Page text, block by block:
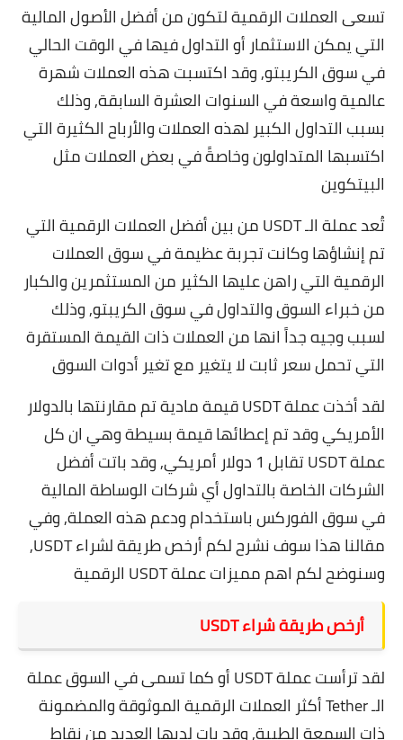
تسعى العملات الرقمية لتكون من أفضل الأصول المالية
التي يمكن الاستثمار أو التداول فيها في الوقت الحالي
في سوق الكريبتو, وقد اكتسبت هذه العملات شهرة
عالمية واسعة في السنوات العشرة السابقة, وذلك
بسبب التداول الكبير لهذه العملات والأرباح الكثيرة التي
اكتسبها المتداولون وخاصةً في بعض العملات مثل
البيتكوين
تُعد عملة الـ USDT من بين أفضل العملات الرقمية التي
تم إنشاؤها وكانت تجربة عظيمة في سوق العملات
الرقمية التي راهن عليها الكثير من المستثمرين والكبار
من خبراء السوق والتداول في سوق الكريبتو, وذلك
لسبب وجيه جداً انها من العملات ذات القيمة المستقرة
التي تحمل سعر ثابت لا يتغير مع تغير أدوات السوق
لقد أخذت عملة USDT قيمة مادية تم مقارنتها بالدولار
الأمريكي وقد تم إعطائها قيمة بسيطة وهي ان كل
عملة USDT تقابل 1 دولار أمريكي, وقد باتت أفضل
الشركات الخاصة بالتداول أي شركات الوساطة المالية
فيسوق الفوركسباستخدام ودعم هذه العملة, وفي
مقالنا هذا سوف نشرح لكم أرخص طريقة لشراء USDT,
وسنوضح لكم اهم مميزات عملة USDT الرقمية
أرخص طريقة شراء USDT
لقد ترأست عملة USDT أو كما تسمى في السوق عملة
الـ Tether أكثر العملات الرقمية الموثوقة والمضمونة
ذات السمعة الطيبة, وقد بات لديها العديد من نقاط